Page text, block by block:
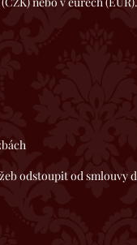
odstoupit od smlouvy